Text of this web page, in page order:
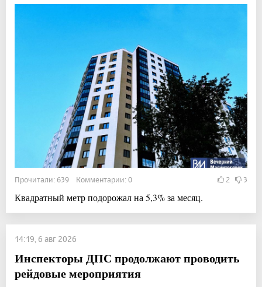
Прочитали: 639 Комментарии: 0 2 3
Квадратный метр подорожал на 5,3% за месяц.
14:19, 6 авг 2026
Инспекторы ДПС продолжают проводить
рейдовые мероприятия